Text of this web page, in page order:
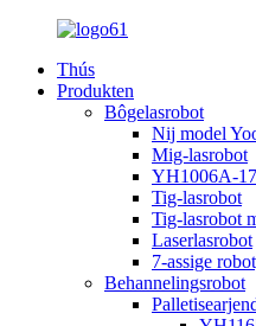
Thús
Produkten
Bôgelasrobot
Nij model
Mig-lasrobot
YH1006A-
Tig-lasrobot
Tig-lasrobot
Laserlasrobot
7-assige
Behannelingsrobot